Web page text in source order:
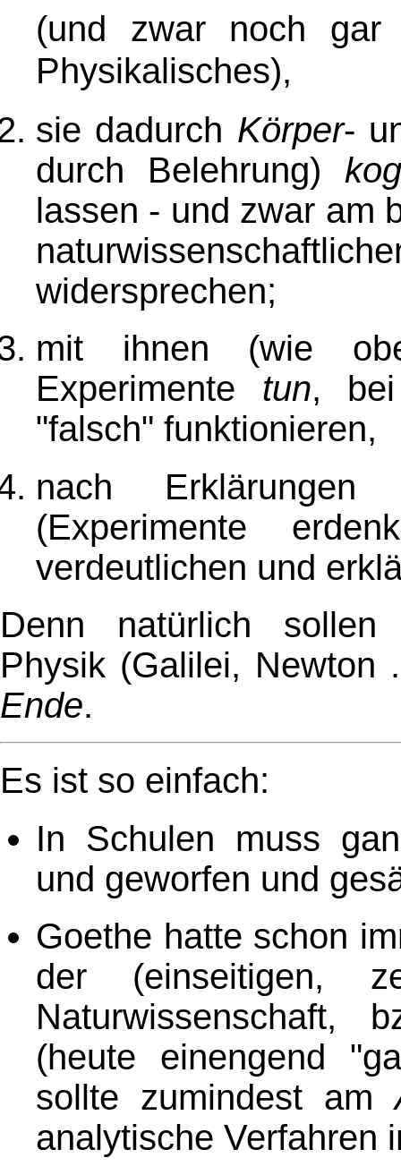
(und zwar noch gar
Physikalisches),
sie dadurch Körper-
durch Belehrung)
lassen - und zwar am
widersprechen;
mit ihnen (wie
Experimente tun,
"falsch" funktionieren,
nach
(Experimente
verdeutlichen und
Denn natürlich sollen
Physik (Galilei, Newton
Ende.
Es ist so einfach:
In Schulen muss
und geworfen und
Goethe hatte schon
der (einseitigen,
Naturwissenschaft,
(heute einengend
sollte zumindest am
analytische Verfahren